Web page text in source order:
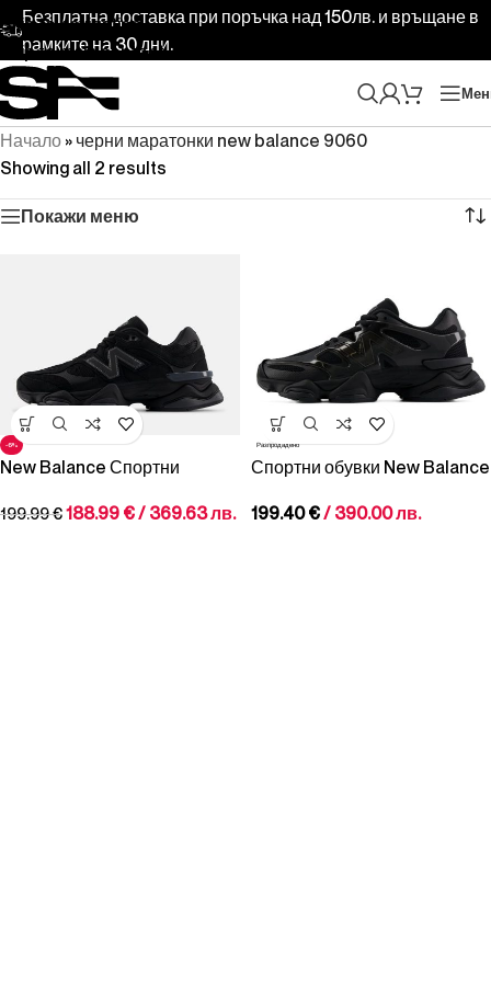
Skip to navigation
Skip to main content
Безплатна доставка при поръчка над 150лв. и връщане в
рамките на 30 дни.
Начало » черни маратонки new balance 9060
Showing all 2 results
Покажи меню
-6%
New Balance Спортни
199.99€188.99 €/ 369.63 лв.
Разпродадено
Спортни обувки New Balance
199.40€/ 390.00 лв.